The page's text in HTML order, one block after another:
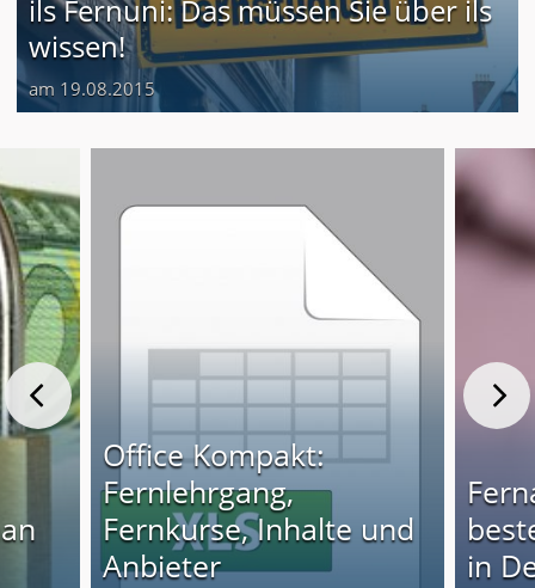
ils Fernuni: Das müssen Sie über ils
wissen!
am 19.08.2015
Office Kompakt:
Fernlehrgang,
Fernkurse, Inhalte und
Anbieter
in